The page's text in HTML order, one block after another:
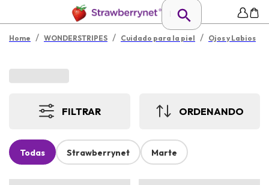
Home / WONDERSTRIPES / Cuidado para la piel / Ojos y Labios
FILTRAR ORDENANDO
Todas Strawberrynet Marte